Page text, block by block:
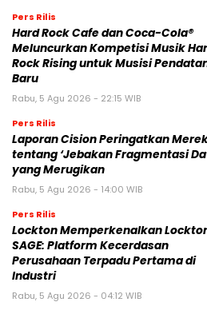
Pers Rilis
Hard Rock Cafe dan Coca-Cola®
Meluncurkan Kompetisi Musik
Rock Rising untuk Musisi
Baru
Rabu, 5 Agu 2026 - 22:15 WIB
Pers Rilis
Laporan Cision Peringatkan
tentang ‘Jebakan Fragmentasi
yang Merugikan
Rabu, 5 Agu 2026 - 14:00 WIB
Pers Rilis
Lockton Memperkenalkan
SAGE: Platform Kecerdasan
Perusahaan Terpadu Pertama di
Industri
Rabu, 5 Agu 2026 - 04:12 WIB